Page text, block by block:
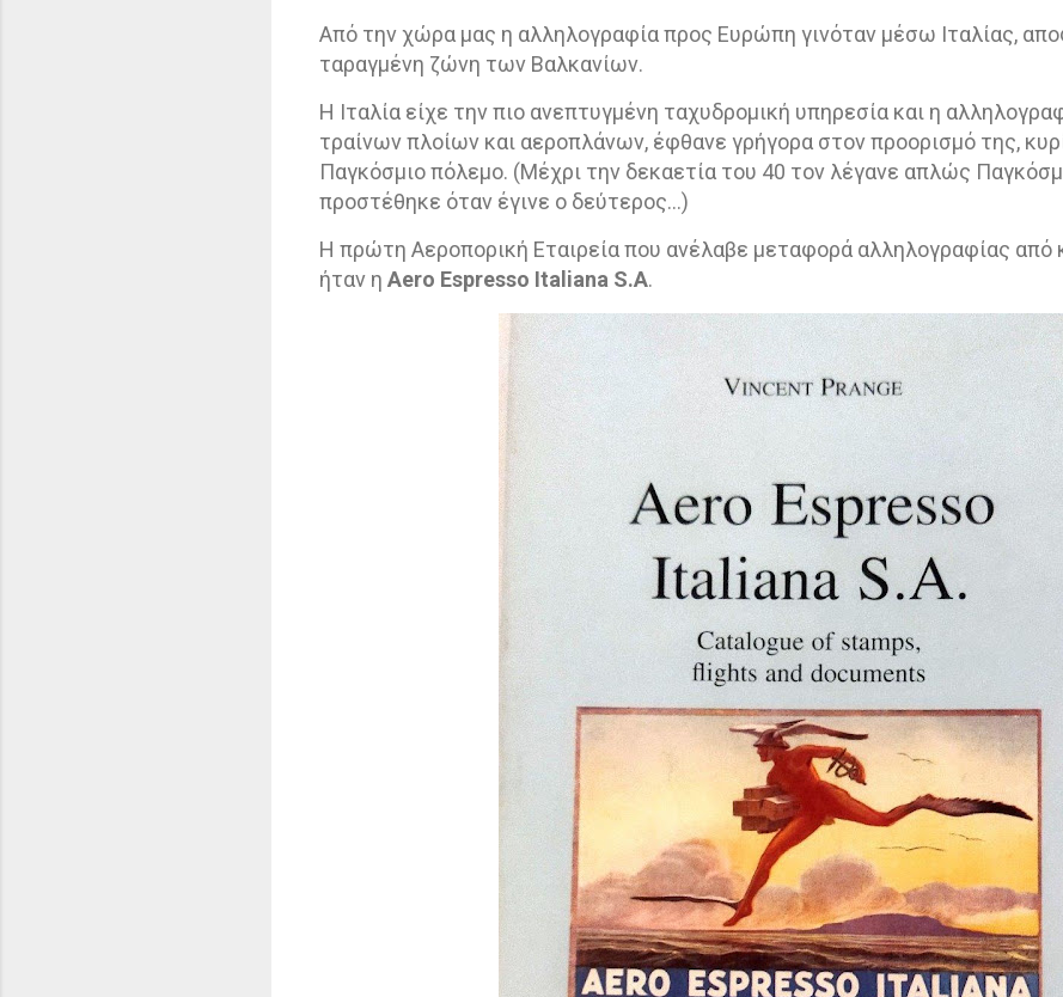
Από την χώρα μας η αλληλογραφία προς Ευρώπη γινόταν μέσω Ιταλίας,
ταραγμένη ζώνη των Βαλκανίων.
Η Ιταλία είχε την πιο ανεπτυγμένη ταχυδρομική υπηρεσία και η
τραίνων πλοίων και αεροπλάνων, έφθανε γρήγορα στον προορισμό της,
Παγκόσμιο πόλεμο. (Μέχρι την δεκαετία του 40 τον λέγανε απλώς
προστέθηκε όταν έγινε ο δεύτερος…)
Η πρώτη Αεροπορική Εταιρεία που ανέλαβε μεταφορά αλληλογραφίας από
ήταν η Aero Espresso Italiana S.A.